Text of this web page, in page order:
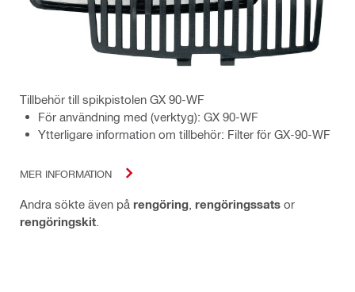
Tillbehör till spikpistolen GX 90-WF
För användning med (verktyg): GX 90-WF
Ytterligare information om tillbehör: Filter för GX-90-WF
MER INFORMATION
Andra sökte även på rengöring rengöringssats or
rengöringskit